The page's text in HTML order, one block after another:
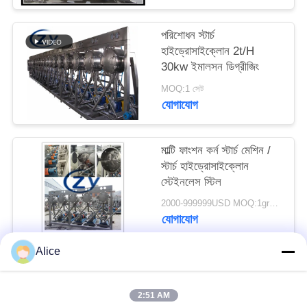
PRIVACY
POLICY
পরিশোধন স্টার্চ
হাইড্রোসাইক্লোন 2t/H
30kw ইমালসন ডিগ্রীজিং
MOQ:1 সেট
যোগাযোগ
মাল্টি ফাংশন কর্ন স্টার্চ মেশিন /
স্টার্চ হাইড্রোসাইক্লোন
স্টেইনলেস স্টিল
2000-999999USD MOQ:1group
যোগাযোগ
Alice
2:51 AM